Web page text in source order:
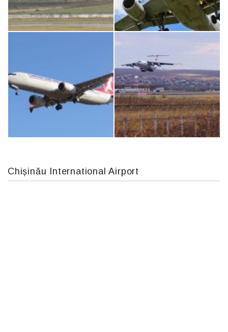
An124, RA-82013 An12, UR-CGV
Airbus A319-114 D-AILN, Lufthansa, Франкфурт-Кишинев, 24/06/18
Chișinău International Airport